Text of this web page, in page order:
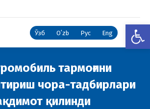
Ўзб Oʻzb Рус Eng
тармоғини
чора-тадбирлари
қилинди